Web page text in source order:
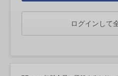
ログインして